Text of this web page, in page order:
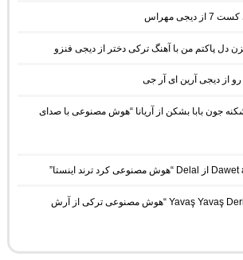
مهراس
دل پاکتم من با آهنگ ترکی دختر از دیجی فنزو
از دیجی آرین ای آر جی
جون بابا بشکن از آریانا “هوش مصنوعی با صدای
دانلود آهنگ Yavaş Yavaş Derin Derin “هوش مصنوعی ترکی از آرش